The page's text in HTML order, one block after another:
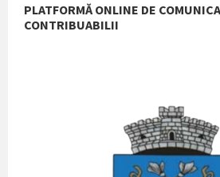
PLATFORMĂ ONLINE DE
CONTRIBUABILII